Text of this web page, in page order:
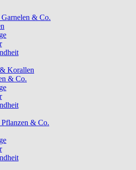
Garnelen & Co.
Korallen
& Co.
Pflanzen & Co.